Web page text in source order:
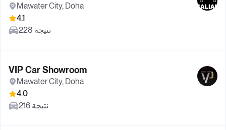
Mawater City, Doha
4.1
228 نتيجة
VIP Car Showroom
Mawater City, Doha
4.0
216 نتيجة